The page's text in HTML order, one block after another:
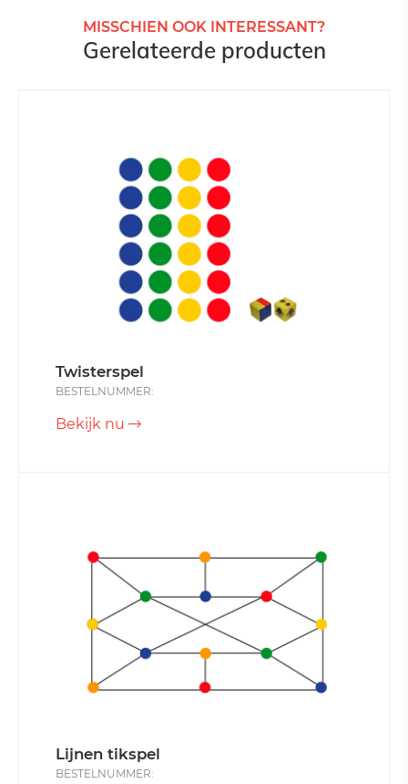
MISSCHIEN OOK INTERESSANT?
Gerelateerde producten
Twisterspel
BESTELNUMMER:
Bekijk nu
Lijnen tikspel
BESTELNUMMER: